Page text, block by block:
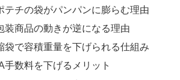
テチの袋がパンパンに膨らむ理由
装商品の動きが逆になる理由
袋で容積重量を下げられる仕組み
手数料を下げるメリット